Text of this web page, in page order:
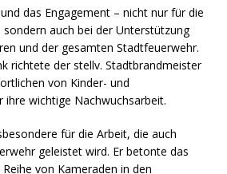
das Engagement – nicht nur für die
auch bei der Unterstützung
und der gesamten Stadtfeuerwehr.
richtete der stellv. Stadtbrandmeister
von Kinder- und
ihre wichtige Nachwuchsarbeit.
für die Arbeit, die auch
geleistet wird. Er betonte das
von Kameraden in den